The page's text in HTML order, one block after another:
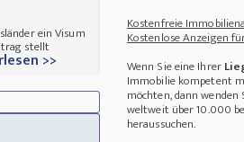
ein Visum
stellt
>>
Kostenfreie
Kostenlose Anzeigen
Wenn Sie eine Ihrer
Immobilie kompetent
möchten, dann
weltweit über 10.000
heraussuchen.